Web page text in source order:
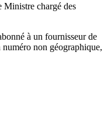
Ministre chargé des
à un fournisseur de
non géographique,